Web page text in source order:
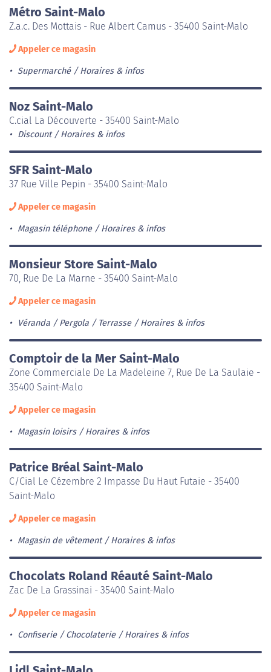
Métro Saint-Malo
Z.a.c. Des Mottais - Rue Albert Camus - 35400 Saint-Malo
Appeler ce magasin
Supermarché Horaires & infos
Noz Saint-Malo
C.cial La Découverte - 35400 Saint-Malo
Discount Horaires & infos
SFR Saint-Malo
37 Rue Ville Pepin - 35400 Saint-Malo
Appeler ce magasin
Magasin téléphone Horaires & infos
Monsieur Store Saint-Malo
70, Rue De La Marne - 35400 Saint-Malo
Appeler ce magasin
Véranda / Pergola / Terrasse Horaires & infos
Comptoir de la Mer Saint-Malo
Zone Commerciale De La Madeleine 7, Rue De La Saulaie -
35400 Saint-Malo
Appeler ce magasin
Magasin loisirs Horaires & infos
Patrice Bréal Saint-Malo
C/Cial Le Cézembre 2 Impasse Du Haut Futaie - 35400
Saint-Malo
Appeler ce magasin
Magasin de vêtement Horaires & infos
Chocolats Roland Réauté Saint-Malo
Zac De La Grassinai - 35400 Saint-Malo
Appeler ce magasin
Confiserie / Chocolaterie Horaires & infos